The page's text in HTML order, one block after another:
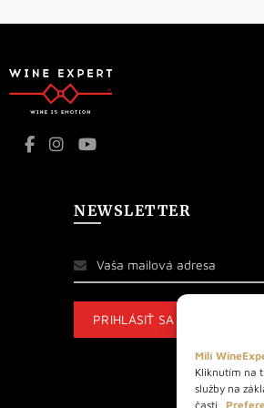
Milí
Kliknutím na
služby na
časti
NEWSLETTER